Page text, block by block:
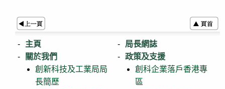
主頁
關於我們
創新科技及工業局局
長簡歷
局長網誌
政策及支援
創科企業落戶香港專
區